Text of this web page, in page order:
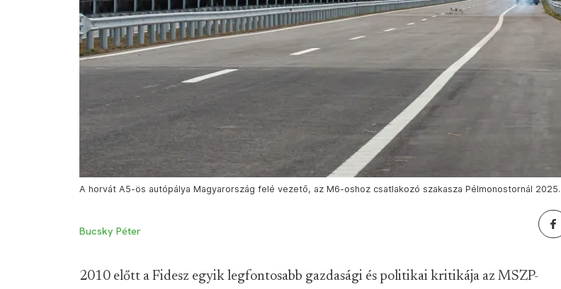
A horvát A5-ös autópálya Magyarország felé vezető, az M6-oshoz csatlakozó szakasza Pélmonostornál
Bucsky Péter
2010 előtt a Fidesz egyik legfontosabb gazdasági és politikai kritikája az MSZP-